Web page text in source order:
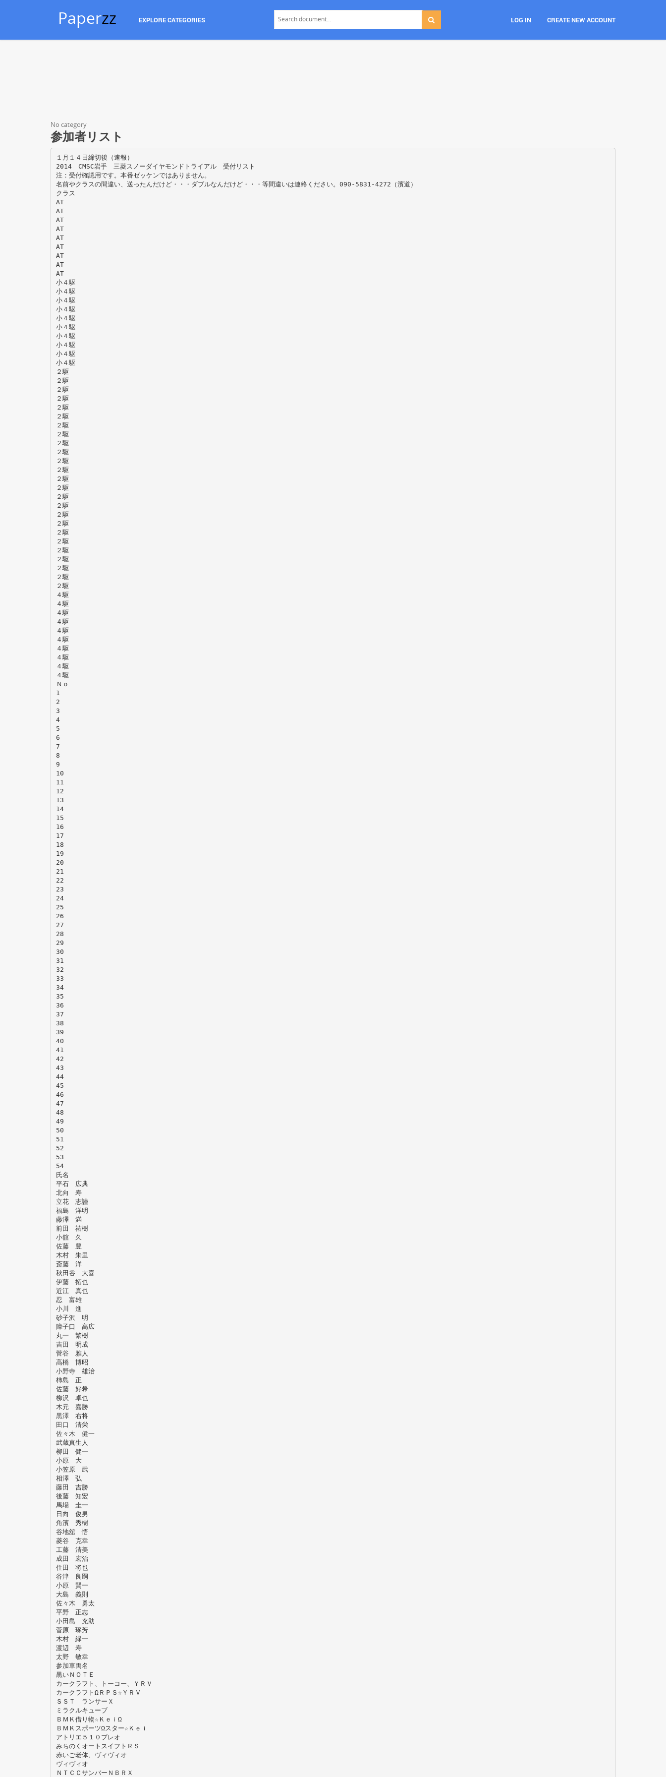
Paperzz EXPLORE CATEGORIES LOG IN CREATE NEW ACCOUNT
No category
参加者リスト
１月１４日締切後（速報）
2014 CMSC岩手 三菱スノーダイヤモンドトライアル 受付リスト
注：受付確認用です。本番ゼッケンではありません。
名前やクラスの間違い、送ったんだけど・・・ダブルなんだけど・・・等間違いは連絡ください。090-5831-4272（濱道）
クラス
AT
AT
AT
AT
AT
AT
AT
AT
AT
小４駆
小４駆
小４駆
小４駆
小４駆
小４駆
小４駆
小４駆
小４駆
小４駆
２駆
２駆
２駆
２駆
２駆
２駆
２駆
２駆
２駆
２駆
２駆
２駆
２駆
２駆
２駆
２駆
２駆
２駆
２駆
２駆
２駆
２駆
２駆
２駆
２駆
４駆
４駆
４駆
４駆
４駆
４駆
４駆
４駆
４駆
４駆
Ｎｏ
1
2
3
4
5
6
7
8
9
10
11
12
13
14
15
16
17
18
19
20
21
22
23
24
25
26
27
28
29
30
31
32
33
34
35
36
37
38
39
40
41
42
43
44
45
46
47
48
49
50
51
52
53
54
氏名
平石 広典
北向 寿
立花 志謹
福島 洋明
藤澤 満
前田 祐樹
小舘 久
佐藤 豊
木村 朱里
斎藤 洋
秋田谷 大喜
伊藤 拓也
近江 真也
忍 富雄
小川 進
砂子沢 明
障子口 高広
丸一 繁樹
吉田 明成
菅谷 雅人
高橋 博昭
小野寺 雄治
柿島 正
佐藤 好希
柳沢 卓也
木元 嘉勝
黒澤 右将
田口 清栄
佐々木 健一
武蔵真生人
柳田 健一
小原 大
小笠原 武
相澤 弘
藤田 吉勝
後藤 知宏
馬場 圭一
日向 俊男
角濱 秀樹
谷地舘 悟
菱谷 克幸
工藤 清美
成田 宏治
住田 将也
谷津 良嗣
小原 賢一
大島 義則
佐々木 勇太
平野 正志
小田島 充助
菅原 琢芳
木村 緑一
渡辺 寿
太野 敏幸
参加車両名
黒いＮＯＴＥ
カークラフト、トーコー、ＹＲＶ
カークラフトΩＲＰＳ☆ＹＲＶ
ＳＳＴ ランサーＸ
ミラクルキューブ
ＢＭＫ借り物☆ＫｅｉΩ
ＢＭＫスポーツΩスター☆Ｋｅｉ
アトリエ５１０プレオ
みちのくオートスイフトＲＳ
赤いご老体、ヴィヴィオ
ヴィヴィオ
ＮＴＣＣサンバーＮＢＲＸ